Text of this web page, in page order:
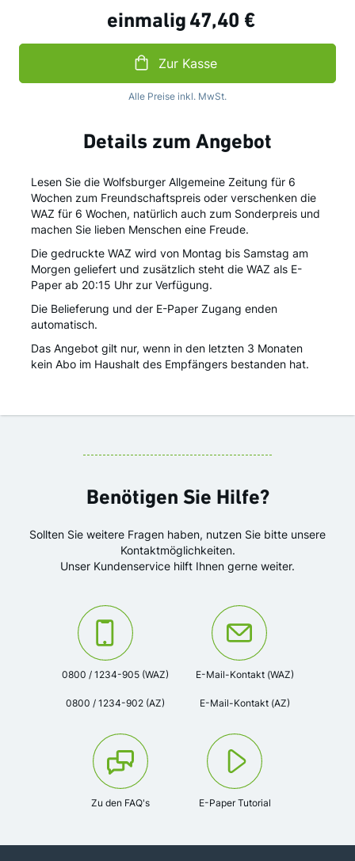
einmalig 47,40 €
Zur Kasse
Alle Preise inkl. MwSt.
Details zum Angebot
Lesen Sie die Wolfsburger Allgemeine Zeitung für 6
Wochen zum Freundschaftspreis oder verschenken die
WAZ für 6 Wochen, natürlich auch zum Sonderpreis und
machen Sie lieben Menschen eine Freude.
Die gedruckte WAZ wird von Montag bis Samstag am
Morgen geliefert und zusätzlich steht die WAZ als E-
Paper ab 20:15 Uhr zur Verfügung.
Die Belieferung und der E-Paper Zugang enden
automatisch.
Das Angebot gilt nur, wenn in den letzten 3 Monaten
kein Abo im Haushalt des Empfängers bestanden hat.
Benötigen Sie Hilfe?
Sollten Sie weitere Fragen haben, nutzen Sie bitte unsere
Kontaktmöglichkeiten.
Unser Kundenservice hilft Ihnen gerne weiter.
Kontaktieren Sie uns unter der Telefonnummer:
0800 / 1234-905 (WAZ)
0800 / 1234-902 (AZ)
Oder kontaktieren Sie uns via
E-Mail-Kontakt (WAZ)
E-Mail-Kontakt (AZ)
Zu den FAQ's E-Paper Tutorial